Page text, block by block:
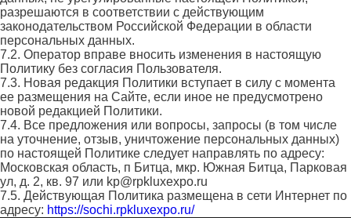
разрешаются в соответствии с действующим
законодательством Российской Федерации в области
персональных данных.
7.2. Оператор вправе вносить изменения в настоящую
Политику без согласия Пользователя.
7.3. Новая редакция Политики вступает в силу с момента
ее размещения на Сайте, если иное не предусмотрено
новой редакцией Политики.
7.4. Все предложения или вопросы, запросы (в том числе
на уточнение, отзыв, уничтожение персональных данных)
по настоящей Политике следует направлять по адресу:
Московская область, п Битца, мкр. Южная Битца, Парковая
ул, д. 2, кв. 97 или kp@rpkluxexpo.ru
7.5. Действующая Политика размещена в сети Интернет по
адресу: https://sochi.rpkluxexpo.ru/